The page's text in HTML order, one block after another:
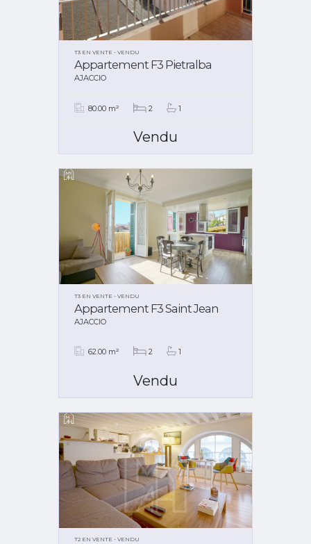
T3 EN VENTE - VENDU
Appartement F3 Pietralba
AJACCIO
80.00 m² 2 1
Vendu
T3 EN VENTE - VENDU
Appartement F3 Saint Jean
AJACCIO
62.00 m² 2 1
Vendu
T2 EN VENTE - VENDU